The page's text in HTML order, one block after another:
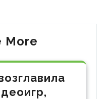
More